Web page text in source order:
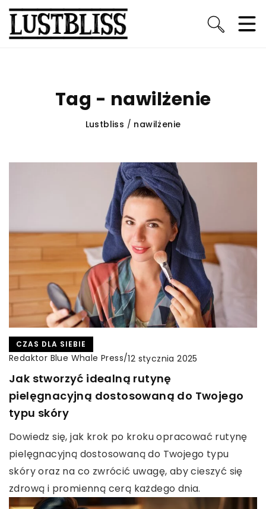
Tag - nawilżenie
Lustbliss / nawilżenie
CZAS DLA SIEBIE
Redaktor Blue Whale Press/12 stycznia 2025
Jak stworzyć idealną rutynę
pielęgnacyjną dostosowaną do Twojego
typu skóry
Dowiedz się, jak krok po kroku opracować rutynę
pielęgnacyjną dostosowaną do Twojego typu
skóry oraz na co zwrócić uwagę, aby cieszyć się
zdrową i promienną cerą każdego dnia.